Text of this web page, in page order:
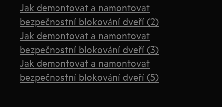
Jak demontovat a namontovat
bezpečnostní blokování dveří (2)
Jak demontovat a namontovat
bezpečnostní blokování dveří (3)
Jak demontovat a namontovat
bezpečnostní blokování dveří (5)